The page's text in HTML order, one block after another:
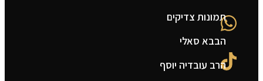
תמונות צדיקים
הבבא סאלי
הרב עובדיה יוסף